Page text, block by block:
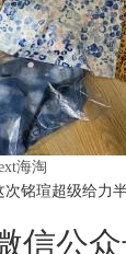
海淘
次铭瑄超级给力
信公